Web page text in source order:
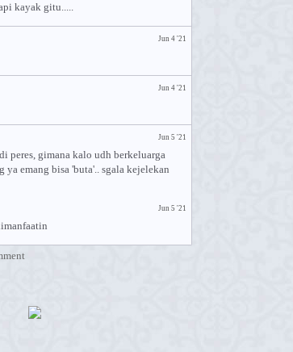
kayak gitu.....
Jun 4 '21
Jun 4 '21
Jun 5 '21
peres, gimana kalo udh berkeluarga
ya emang bisa 'buta'.. sgala kejelekan
Jun 5 '21